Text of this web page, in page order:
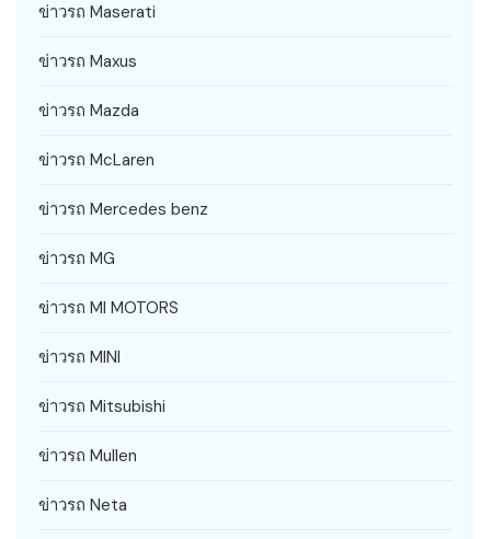
ข่าวรถ Maserati
ข่าวรถ Maxus
ข่าวรถ Mazda
ข่าวรถ McLaren
ข่าวรถ Mercedes benz
ข่าวรถ MG
ข่าวรถ MI MOTORS
ข่าวรถ MINI
ข่าวรถ Mitsubishi
ข่าวรถ Mullen
ข่าวรถ Neta